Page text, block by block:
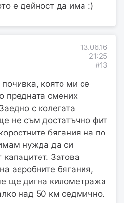
е дейност да има :)
13.06.16
21:25
#13
която ми се
предната смених
с колегата
не съм достатъчно фит
бягания на по
нужда да си
Затова
аеробните бягания,
ще дигна километража
над 50 км седмично.